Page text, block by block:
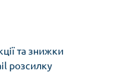
та знижки
розсилку